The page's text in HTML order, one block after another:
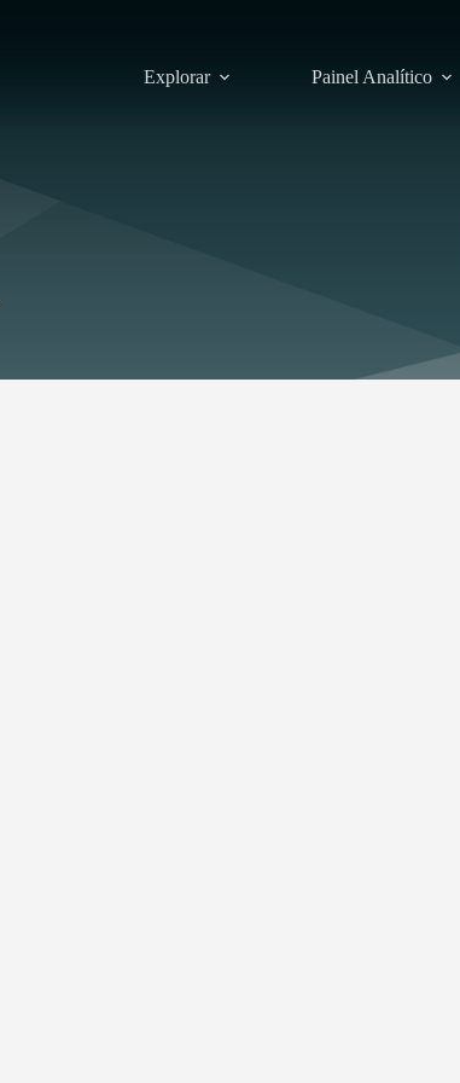
Explorar Painel Analítico